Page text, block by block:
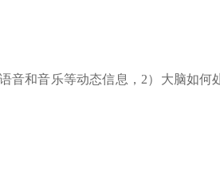
音和音乐等动态信息，2）大脑如何